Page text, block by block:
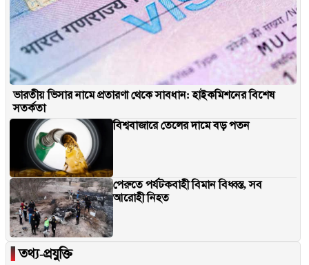
ভারতীয় ভিসার নামে প্রতারণা থেকে সাবধান: হাইকমিশনের বিশেষ
সতর্কতা
বিশ্ববাজারে তেলের দামে বড় পতন
পেরুতে পর্যটকবাহী বিমান বিধ্বস্ত, সব
আরোহী নিহত
▐তথ্য-প্রযুক্তি